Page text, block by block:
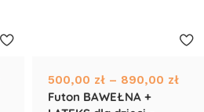
500,00 zł – 890,00 zł
Futon BAWEŁNA +